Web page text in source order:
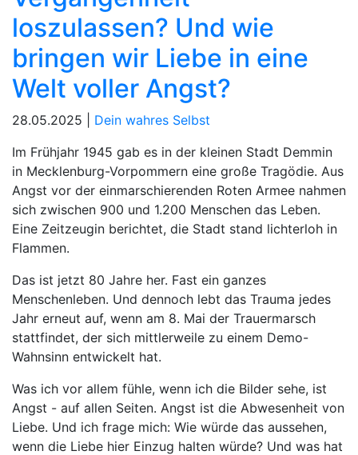
loszulassen? Und wie
bringen wir Liebe in eine
Welt voller Angst?
28.05.2025 | Dein wahres Selbst
Im Frühjahr 1945 gab es in der kleinen Stadt Demmin
in Mecklenburg-Vorpommern eine große Tragödie. Aus
Angst vor der einmarschierenden Roten Armee nahmen
sich zwischen 900 und 1.200 Menschen das Leben.
Eine Zeitzeugin berichtet, die Stadt stand lichterloh in
Flammen.
Das ist jetzt 80 Jahre her. Fast ein ganzes
Menschenleben. Und dennoch lebt das Trauma jedes
Jahr erneut auf, wenn am 8. Mai der Trauermarsch
stattfindet, der sich mittlerweile zu einem Demo-
Wahnsinn entwickelt hat.
Was ich vor allem fühle, wenn ich die Bilder sehe, ist
Angst - auf allen Seiten. Angst ist die Abwesenheit von
Liebe. Und ich frage mich: Wie würde das aussehen,
wenn die Liebe hier Einzug halten würde? Und was hat